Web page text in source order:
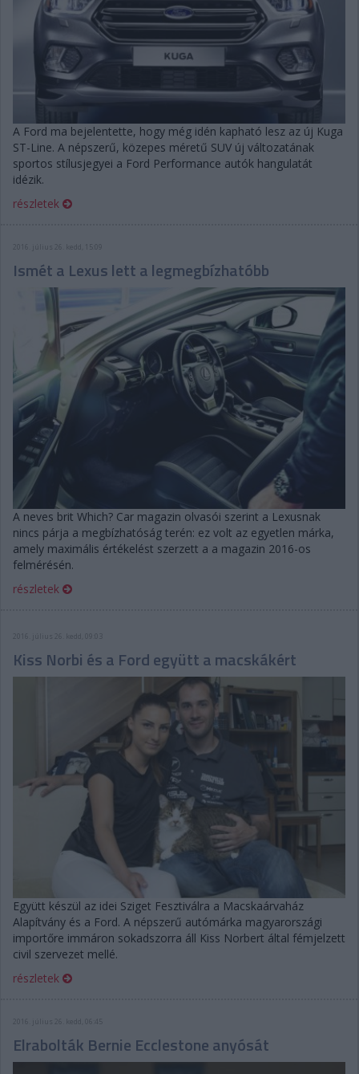
A Ford ma bejelentette, hogy még idén kapható lesz az új Kuga
ST-Line. A népszerű, közepes méretű SUV új változatának
sportos stílusjegyei a Ford Performance autók hangulatát
idézik.
részletek
Ismét a Lexus lett a legmegbízhatóbb
A neves brit Which? Car magazin olvasói szerint a Lexusnak
nincs párja a megbízhatóság terén: ez volt az egyetlen márka,
amely maximális értékelést szerzett a a magazin 2016-os
felmérésén.
részletek
Kiss Norbi és a Ford együtt a macskákért
Együtt készül az idei Sziget Fesztiválra a Macskaárvaház
Alapítvány és a Ford. A népszerű autómárka magyarországi
importőre immáron sokadszorra áll Kiss Norbert által fémjelzett
civil szervezet mellé.
részletek
2016. július 26. kedd, 06:45
Elrabolták Bernie Ecclestone anyósát